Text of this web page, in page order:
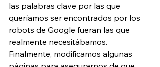
las palabras clave por las que
queríamos ser encontrados por los
robots de Google fueran las que
realmente necesitábamos.
Finalmente, modificamos algunas